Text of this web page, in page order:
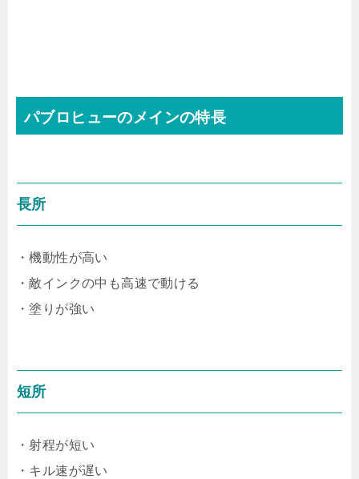
パブロヒューのメインの特長
長所
・機動性が高い
・敵インクの中も高速で動ける
・塗りが強い
短所
・射程が短い
・キル速が遅い